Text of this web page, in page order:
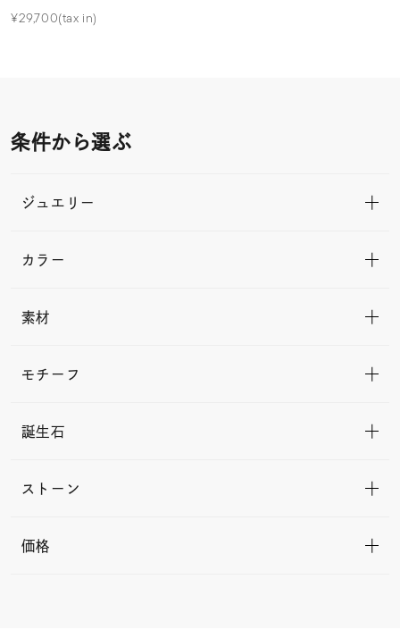
¥29,700(tax in)
条件から選ぶ
ジュエリー
カラー
素材
モチーフ
誕生石
ストーン
価格